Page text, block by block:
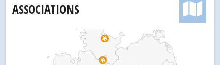
ASSOCIATIONS